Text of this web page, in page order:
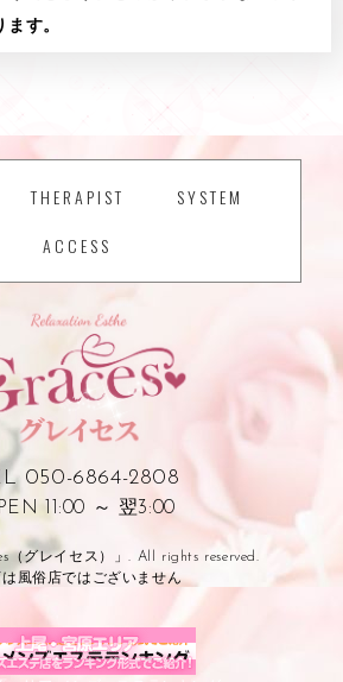
す。
THERAPIST
SYSTEM
ACCESS
050-6864-2808
11:00 ～ 翌3:00
（グレイセス）」. All rights reserved.
は風俗店ではございません